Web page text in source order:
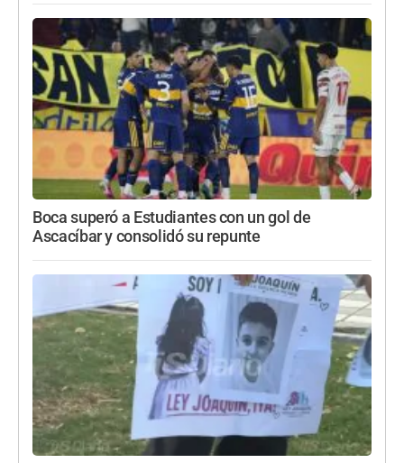
Boca superó a Estudiantes con un gol de
Ascacíbar y consolidó su repunte